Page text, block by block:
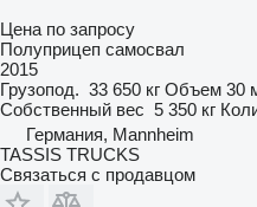
Цена по запросу
Полуприцеп самосвал
2015
Грузопод. 33 650 кг Объем 30
Собственный вес 5 350 кг
Германия, Mannheim
TASSIS TRUCKS
Связаться с продавцом